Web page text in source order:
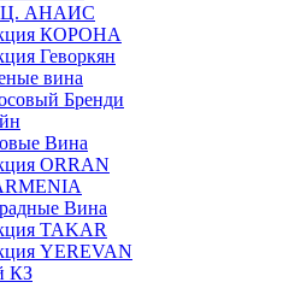
АНАИС
КОРОНА
Геворкян
вина
Бренди
Вина
ORRAN
Вина
TAKAR
YEREVAN
КЗ